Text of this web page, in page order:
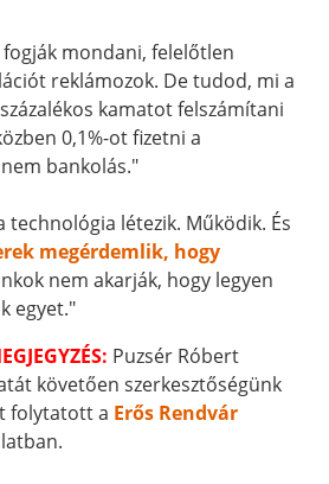
fogják mondani, felelőtlen
reklámozok. De tudod, mi a
kamatot felszámítani
0,1%-ot fizetni a
bankolás."
technológia létezik. Működik. És
megérdemlik, hogy
nem akarják, hogy legyen
egyet."
Puzsér Róbert
követően szerkesztőségünk
folytatott a Erős Rendvár